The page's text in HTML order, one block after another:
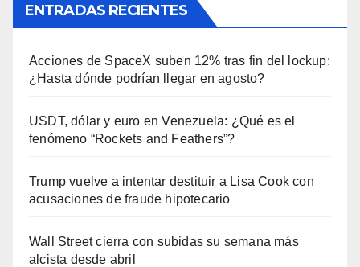
ENTRADAS RECIENTES
Acciones de SpaceX suben 12% tras fin del lockup:
¿Hasta dónde podrían llegar en agosto?
USDT, dólar y euro en Venezuela: ¿Qué es el
fenómeno “Rockets and Feathers”?
Trump vuelve a intentar destituir a Lisa Cook con
acusaciones de fraude hipotecario
Wall Street cierra con subidas su semana más
alcista desde abril